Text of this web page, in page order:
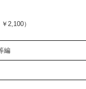
2,100）
編